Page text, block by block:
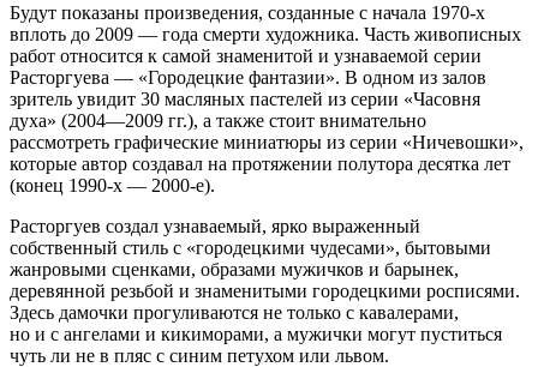
Будут показаны произведения, созданные с начала 1970-х
вплоть до 2009 — года смерти художника. Часть живописных
работ относится к самой знаменитой и узнаваемой серии
Расторгуева — «Городецкие фантазии». В одном из залов
зритель увидит 30 масляных пастелей из серии «Часовня
духа» (2004—2009 гг.), а также стоит внимательно
рассмотреть графические миниатюры из серии «Ничевошки»,
которые автор создавал на протяжении полутора десятка лет
(конец 1990-х — 2000-е).
Расторгуев создал узнаваемый, ярко выраженный
собственный стиль с «городецкими чудесами», бытовыми
жанровыми сценками, образами мужичков и барынек,
деревянной резьбой и знаменитыми городецкими росписями.
Здесь дамочки прогуливаются не только с кавалерами,
но и с ангелами и кикиморами, а мужички могут пуститься
чуть ли не в пляс с синим петухом или львом.